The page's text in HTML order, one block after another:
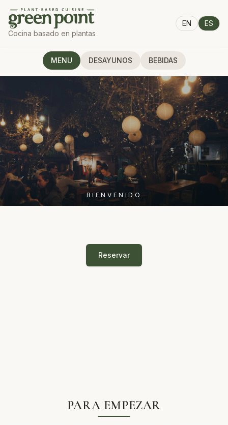
Cocina basado en plantas
EN ES
MENU DESAYUNOS BEBIDAS
BIENVENIDO
Reservar
PARA EMPEZAR